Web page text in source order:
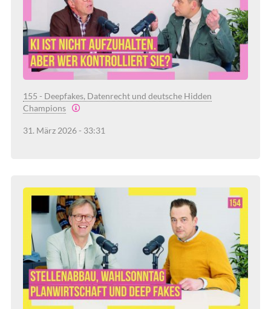
155 - Deepfakes, Datenrecht und deutsche Hidden
Champions
31. März 2026 - 33:31